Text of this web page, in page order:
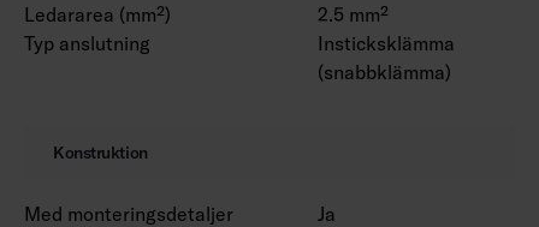
Ledararea (mm²)
2.5 mm²
Typ anslutning
Insticksklämma
(snabbklämma)
Konstruktion
Med monteringsdetaljer Ja